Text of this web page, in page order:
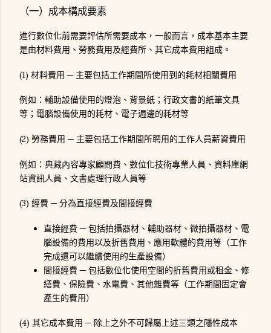
（一）成本構成要素
進行數位化前需要評估所需要成本，一般而言，成本基本主要
是由材料費用、勞務費用及經費所、其它成本費用組成。
(1) 材料費用 ─ 主要包括工作期間所使用到的耗材相關費用
例如：輔助設備使用的燈泡、背景紙；行政文書的紙筆文具
等；電腦設備使用的耗材、電子週邊的耗材等
(2) 勞務費用 ─ 主要包括工作期間所聘用的工作人員薪資費用
例如：典藏內容專家顧問費、數位化技術專業人員、資料庫網
站資訊人員、文書處理行政人員等
(3) 經費 ─ 分為直接經費及間接經費
直接經費 ─ 包括拍攝器材、輔助器材、微拍攝器材、電
腦設備的費用以及折舊費用、應用軟體的費用等（工作
完成還可以繼續使用的生產設備）
間接經費 ─ 包括數位化使用空間的折舊費用或租金、修
繕費、保險費、水電費、其他雜費等（工作期間固定會
產生的費用）
(4) 其它成本費用 ─ 除上之外不可歸屬上述三類之隱性成本